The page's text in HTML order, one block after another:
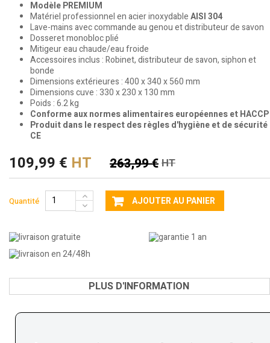
Modèle PREMIUM
Matériel professionnel en acier inoxydableAISI 304
Lave-mains avec commande au genou et distributeur de savon
Dosseret monobloc plié
Mitigeur eau chaude/eau froide
Accessoires inclus : Robinet, distributeur de savon, siphon et
bonde
Dimensions extérieures : 400 x 340 x 560 mm
Dimensions cuve : 330 x 230 x 130 mm
Poids : 6.2 kg
Conforme aux normes alimentaires européennes et HACCP
Produit dans le respect des règles d'hygiène et de sécurité
CE
109,99 € HT 263,99 € HT
Quantité AJOUTER AU PANIER
PLUS D'INFORMATION